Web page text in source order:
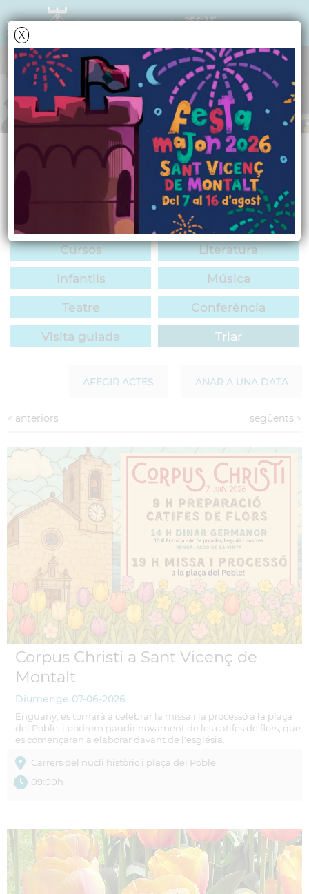
X
AGENDA CULTURAL
TOTES/CAP
Cinema
Exposició
Festa
Cursos
Literatura
Infantils
Música
Teatre
Conferència
Visita guiada
Triar
AFEGIR ACTES ANAR A UNA DATA
< anteriors següents >
Corpus Christi a Sant Vicenç de
Montalt
Diumenge 07-06-2026
Enguany, es tornarà a celebrar la missa i la processó a la plaça
del Poble, i podrem gaudir novament de les catifes de flors, que
es començaran a elaborar davant de l'església.
Carrers del nucli històric i plaça del Poble
09:00h